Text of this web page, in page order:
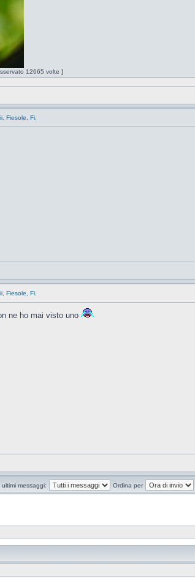
12665 volte ]
Fiesole, Fi.
Fiesole, Fi.
ne ho mai visto uno
messaggi: Ordina per